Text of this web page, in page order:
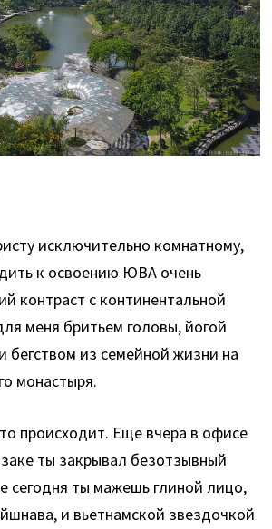
исключительно комнатному,
к освоению ЮВА очень
контраст с континентальной
меня бритьем головы, йогой
бегством из семейной жизни на
монастыря.
происходит. Еще вчера в офисе
ты закрывал безотзывный
сегодня ты мажешь глиной лицо,
и вьетнамской звездочкой